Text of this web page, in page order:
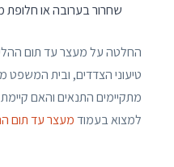
שחרור בערובה או חלופת
החלטה על מעצר עד תום
טיעוני הצדדים, ובית
מתקיימים התנאים והאם
למצוא בעמודמעצר עד תום